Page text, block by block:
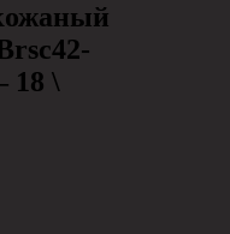
18 \